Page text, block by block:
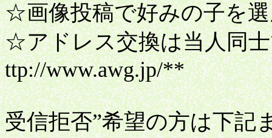
☆画像投稿で好みの子を
☆アドレス交換は当人同
ttp://www.awg.jp/**
受信拒否”希望の方は下記